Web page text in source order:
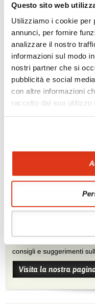
Questo sito web
Utilizziamo i cookie per
annunci, per fornire
analizzare il nostro
informazioni sul modo
nostri partner che si
pubblicità e social
con altre informazioni
raccolto dal suo utilizzo
Da non perdere in
shopping
Tour culturale
Tour naturalistici
Tour con treni di lusso
Trekking
Mostraci le tue foto
consigli e suggerimenti
Visita la nostra